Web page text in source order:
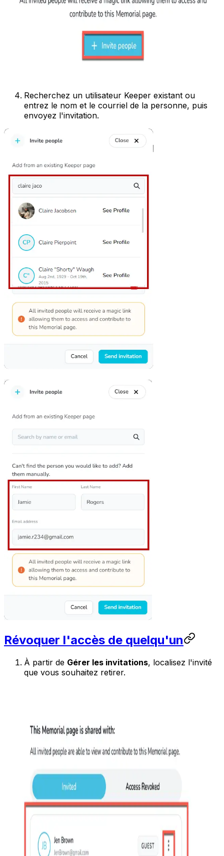
Recherchez un utilisateur Keeper existant ou
entrez le nom et le courriel de la personne, puis
envoyez l'invitation.
Révoquer l'accès de quelqu'un
À partir de Gérer les invitations, localisez l'invité
que vous souhaitez retirer.